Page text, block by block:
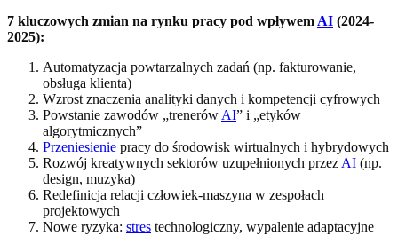
7 kluczowych zmian na rynku pracy pod wpływem AI (2024-
2025):
Automatyzacja powtarzalnych zadań (np. fakturowanie,
obsługa klienta)
Wzrost znaczenia analityki danych i kompetencji cyfrowych
Powstanie zawodów „trenerów AI” i „etyków
algorytmicznych”
Przeniesienie pracy do środowisk wirtualnych i hybrydowych
Rozwój kreatywnych sektorów uzupełnionych przez AI (np.
design, muzyka)
Redefinicja relacji człowiek-maszyna w zespołach
projektowych
Nowe ryzyka: stres technologiczny, wypalenie adaptacyjne